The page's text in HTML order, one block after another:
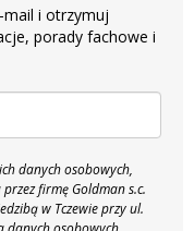
mail i otrzymuj
porady fachowe i
danych osobowych,
firmę Goldman s.c.
w Tczewie przy ul.